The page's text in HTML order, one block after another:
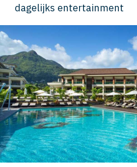
dagelijks entertainment